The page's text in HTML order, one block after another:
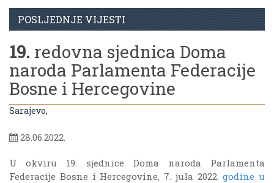
POSLJEDNJE VIJESTI
19. redovna sjednica Doma
naroda Parlamenta Federacije
Bosne i Hercegovine
Sarajevo,
28.06.2022.
U okviru 19. sjednice Doma naroda Parlamenta
Federacije Bosne i Hercegovine, 7. jula 2022.godine u